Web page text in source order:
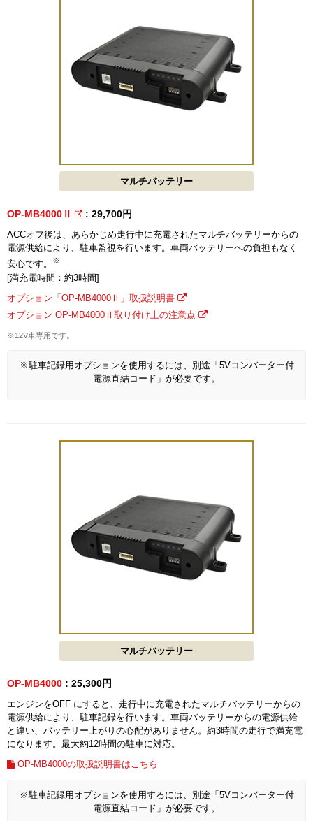
マルチバッテリー
OP-MB4000Ⅱ : 29,700円
ACCオフ後は、あらかじめ走行中に充電されたマルチバッテリーからの
電源供給により、駐車監視を行います。車両バッテリーへの負担もなく
安心です。
※
[満充電時間：約3時間]
オプション「OP-MB4000Ⅱ」取扱説明書
オプション OP-MB4000Ⅱ取り付け上の注意点
※12V車専用です。
※駐車記録用オプションを使用するには、別途「5Vコンバーター付
電源直結コード」が必要です。
マルチバッテリー
OP-MB4000 : 25,300円
エンジンをOFF にすると、走行中に充電されたマルチバッテリーからの
電源供給により、駐車記録を行います。車両バッテリーからの電源供給
と違い、バッテリー上がりの心配がありません。約3時間の走行で満充電
になります。最大約12時間の駐車に対応。
OP-MB4000の取扱説明書はこちら
※駐車記録用オプションを使用するには、別途「5Vコンバーター付
電源直結コード」が必要です。